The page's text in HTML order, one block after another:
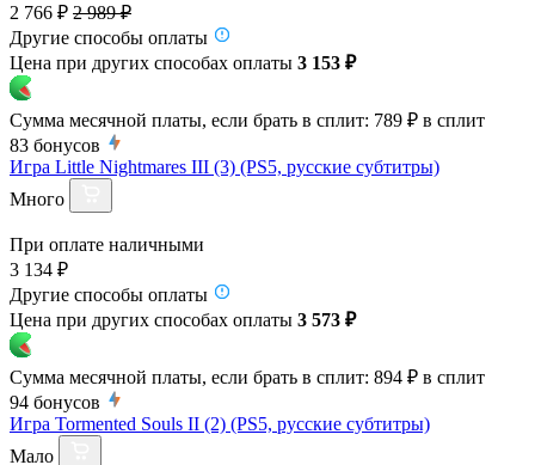
2 766 ₽ 2 989 ₽
Другие способы оплаты
Цена при других способах оплаты 3 153 ₽
Сумма месячной платы, если брать в сплит: 789 ₽ в сплит
83 бонусов
Игра Little Nightmares III (3) (PS5, русские субтитры)
Много
При оплате наличными
3 134 ₽
Другие способы оплаты
Цена при других способах оплаты 3 573 ₽
Сумма месячной платы, если брать в сплит: 894 ₽ в сплит
94 бонусов
Игра Tormented Souls II (2) (PS5, русские субтитры)
Мало